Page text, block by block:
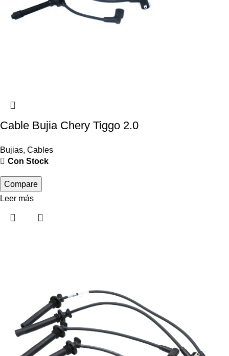
Cable Bujia Chery Tiggo 2.0
Bujias, Cables
Con Stock
Compare
Leer más